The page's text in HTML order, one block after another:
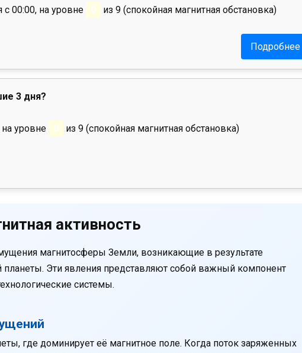
с 00:00, на уровне 0 из 9 (спокойная магнитная обстановка)
Подробнее
3 дня?
уровне 0 из 9 (спокойная магнитная обстановка)
активность
магнитосферы Земли, возникающие в результате
Эти явления представляют собой важный компонент
системы.
где доминирует её магнитное поле. Когда поток заряженных